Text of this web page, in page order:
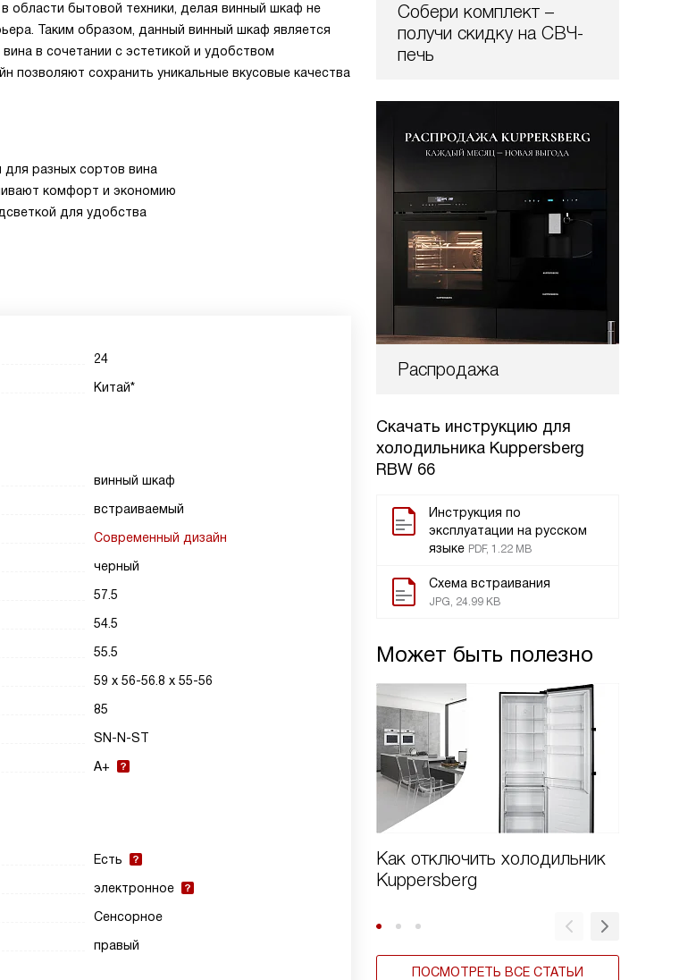
Собери комплект –
получи скидку на СВЧ-
печь
Распродажа
Скачать инструкцию для
холодильника Kuppersberg
RBW 66
Инструкция по
эксплуатации на русском
языке PDF, 1.22 MB
Схема встраивания
JPG, 24.99 KB
Может быть полезно
Как отключить холодильник
Kuppersberg
ПОСМОТРЕТЬ ВСЕ СТАТЬИ
области бытовой техники, делая винный шкаф не
Таким образом, данный винный шкаф является
в сочетании с эстетикой и удобством
позволяют сохранить уникальные вкусовые качества
разных сортов вина
комфорт и экономию
для удобства
24
Китай*
винный шкаф
встраиваемый
Современный дизайн
черный
57.5
54.5
55.5
59 х 56-56.8 х 55-56
85
SN-N-ST
A+
Есть
электронное
Сенсорное
правый